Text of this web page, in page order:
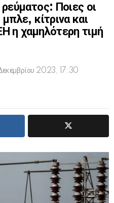
Ποιες οι
κίτρινα και
η χαμηλότερη τιμή
2023, 17:30